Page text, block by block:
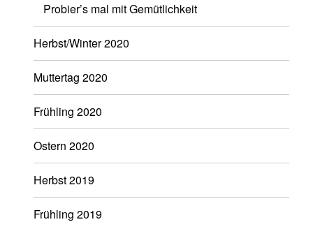
Probier’s mal mit Gemütlichkeit
Herbst/Winter 2020
Muttertag 2020
Frühling 2020
Ostern 2020
Herbst 2019
Frühling 2019